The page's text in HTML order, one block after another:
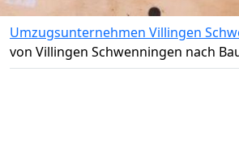
Umzugsunternehmen Villingen
von Villingen Schwenningen nach